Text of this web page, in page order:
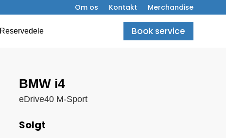
Om os Kontakt Merchandise
Reservedele Book service
BMW i4
eDrive40 M-Sport
Solgt